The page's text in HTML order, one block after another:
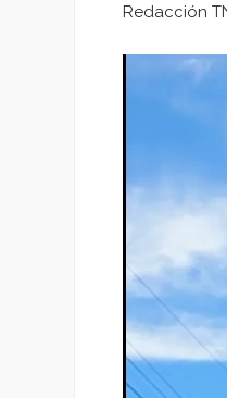
Redacción
Reproductor